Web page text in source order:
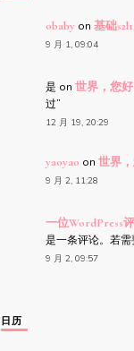
obabyon 基础
9 月 1, 09:04
是 on 世界，您好
过”
12 月 19, 20:29
yaoyao on 世界，
9 月 2, 11:28
一位WordPress
是一条评论。若
9 月 2, 09:57
日历